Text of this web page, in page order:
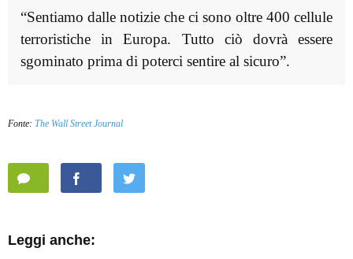
“Sentiamo dalle notizie che ci sono oltre 400 cellule
terroristiche in Europa. Tutto ciò dovrà essere
sgominato prima di poterci sentire al sicuro”.
Fonte: The Wall Street Journal
Leggi anche: